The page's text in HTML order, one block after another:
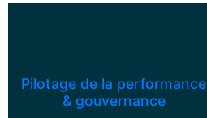
Pilotage de la performance
& gouvernance